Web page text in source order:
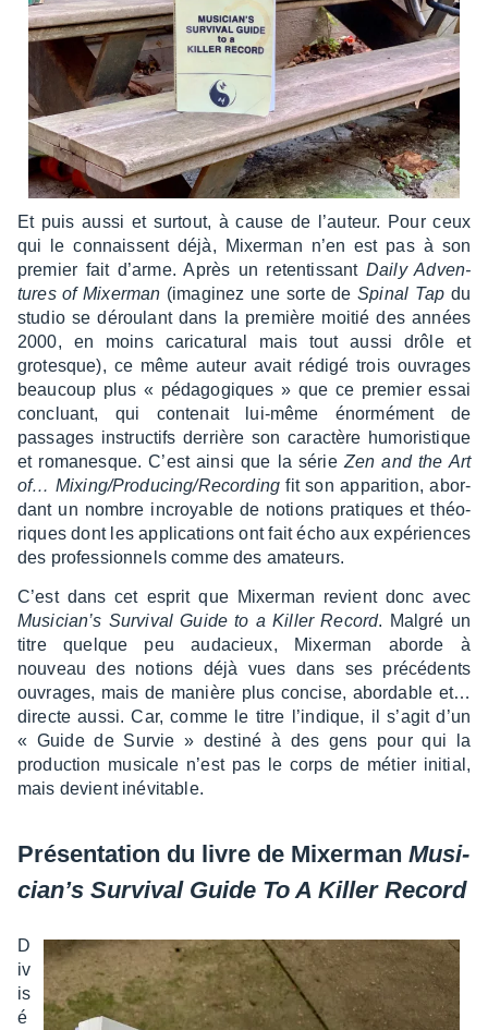
Et puis aussi et surtout, à cause de l’au­teur. Pour ceux
qui le connaissent déjà, Mixer­man n’en est pas à son
premier fait d’arme. Après un reten­tis­sant Daily Adven­
tures of Mixer­man (imagi­nez une sorte deSpinal Tap du
studio se dérou­lant dans la première moitié des années
2000, en moins cari­ca­tu­ral mais tout aussi drôle et
grotesque), ce même auteur avait rédigé trois ouvrages
beau­coup plus « péda­go­giques » que ce premier essai
concluant, qui conte­nait lui-même énor­mé­ment de
passages instruc­tifs derrière son carac­tère humo­ris­tique
et roma­nesque. C’est ainsi que la série Zen and the Art
of… Mixing/Produ­cing/Recor­ding fit son appa­ri­tion, abor­
dant un nombre incroyable de notions pratiques et théo­
riques dont les appli­ca­tions ont fait écho aux expé­riences
des profes­sion­nels comme des amateurs.
C’est dans cet esprit que Mixer­man revient donc avec
Musi­cian’s Survi­val Guide to a Killer Record. Malgré un
titre quelque peu auda­cieux, Mixer­man aborde à
nouveau des notions déjà vues dans ses précé­dents
ouvrages, mais de manière plus concise, abor­dable et…
directe aussi. Car, comme le titre l’in­dique, il s’agit d’un
« Guide de Survie » destiné à des gens pour qui la
produc­tion musi­cale n’est pas le corps de métier initial,
mais devient inévi­table.
Présen­ta­tion du livre de Mixer­man Musi­
cian’s Survi­val Guide To A Killer Record
D
iv
is
é